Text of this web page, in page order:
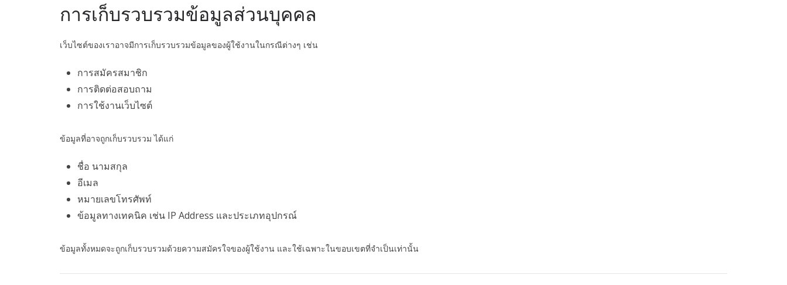
การเก็บรวบรวมข้อมูลส่วนบุคคล
เว็บไซต์ของเราอาจมีการเก็บรวบรวมข้อมูลของผู้ใช้งานในกรณีต่างๆ เช่น
การสมัครสมาชิก
การติดต่อสอบถาม
การใช้งานเว็บไซต์
ข้อมูลที่อาจถูกเก็บรวบรวม ได้แก่
ชื่อ นามสกุล
อีเมล
หมายเลขโทรศัพท์
ข้อมูลทางเทคนิค เช่น IP Address และประเภทอุปกรณ์
ข้อมูลทั้งหมดจะถูกเก็บรวบรวมด้วยความสมัครใจของผู้ใช้งาน และใช้เฉพาะในขอบเขตที่จำเป็นเท่านั้น